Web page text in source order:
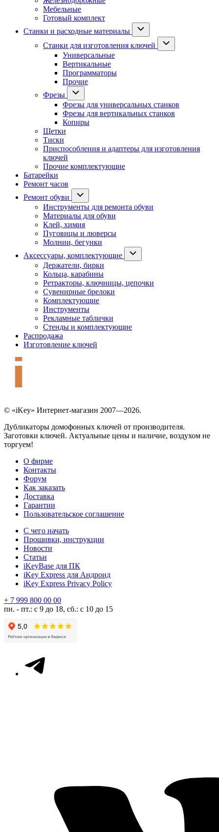
Мебельные
Готовый комплект
Станки и расходные материалы
Станки для изготовления ключей
Универсальные
Вертикальные
Программаторы
Прочие
Фрезы
Фрезы для универсальных станков
Фрезы для вертикальных станков
Копиры
Щетки
Тиски
Приспособления и адаптеры для изготовления
ключей
Прочие комплектующие
Батарейки
Ремонт часов
Ремонт обуви
Инструменты для ремонта обуви
Материалы для обуви
Клей, химия
Пуговицы и люверсы
Молнии, бегунки
Аксессуары, комплектующие
Держатели, бирки
Кольца, карабины
Ретракторы, ключницы, цепочки
Сувенирные брелоки
Комплектующие
Инструменты
Рекламные таблички
Стенды и комплектующие
Распродажа
Изготовление ключей
© «iKey» Интернет-магазин 2007—2026.
Дубликаторы домофонных ключей от производителя.
Заготовки ключей. Актуальные цены и наличие, воздухом не
торгуем!
О фирме
Контакты
Форум
Как заказать
Доставка
Гарантии
Пользовательское соглашение
С чего начать
Прошивки, инструкции
Новости
Статьи
iKeyBase для ПК
iKey Express для Андроид
iKey Express Privacy Policy
+ 7 999 800 00 00
пн. - пт.: с 9 до 18, сб.: с 10 до 15